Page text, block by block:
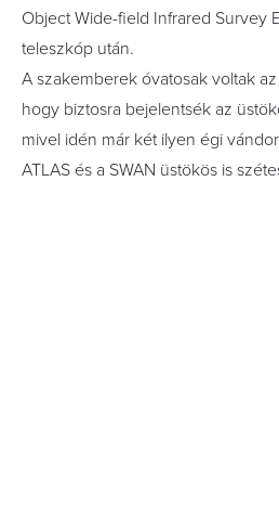
Object Wide-field Infrared Survey
teleszkóp után.
A szakemberek óvatosak voltak
hogy biztosra bejelentsék az
mivel idén már két ilyen égi
ATLAS és a SWAN üstökös is